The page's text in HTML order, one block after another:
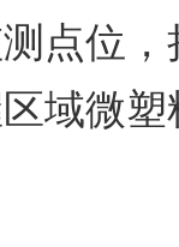
点位
域微